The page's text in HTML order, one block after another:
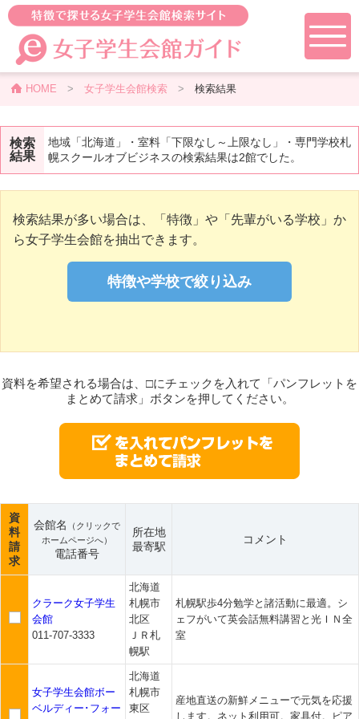
HOME > 女子学生会館検索> 検索結果
検索
結果
地域「北海道」・室料「下限なし～上限なし」・専門学校札
幌スクールオブビジネスの検索結果は2館でした。
検索結果が多い場合は、「特徴」や「先輩がいる学校」か
ら女子学生会館を抽出できます。
資料を希望される場合は、□にチェックを入れて「パンフレットを
まとめて請求」ボタンを押してください。
資
料
請
求
会館名
（クリックで
ホームページへ）
電話番号
所在地
最寄駅
コメント
クラーク女子学生
会館
011-707-3333
北海道
札幌市
北区
ＪＲ札
幌駅
札幌駅歩4分勉学と諸活動に最適。シ
ェフがいて英会話無料講習と光ＩＮ全
室
女子学生会館ボー
ベルディー･フォー
北海道
札幌市
東区
産地直送の新鮮メニューで元気を応援
します。ネット利用可。家具付。ピア